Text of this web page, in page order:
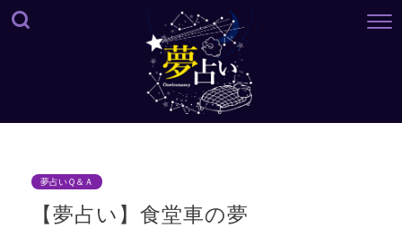
夢占いＱ＆Ａ
【夢占い】食堂車の夢